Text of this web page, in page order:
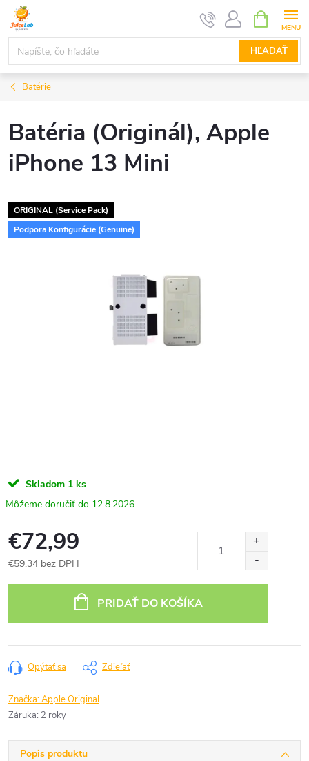
Prejsť
obsah
HĽADAŤ
KOŠÍK
Batérie
Batéria (Originál), Apple
iPhone 13 Mini
ORIGINAL (Service Pack)
Podpora Konfigurácie (Genuine)
Skladom 1 ks
12.8.2026
€72,99
€59,34 bez DPH
PRIDAŤ DO KOŠÍKA
Opýtať sa Zdieľať
Značka:Apple Original
Záruka: 2 roky
Popis produktu